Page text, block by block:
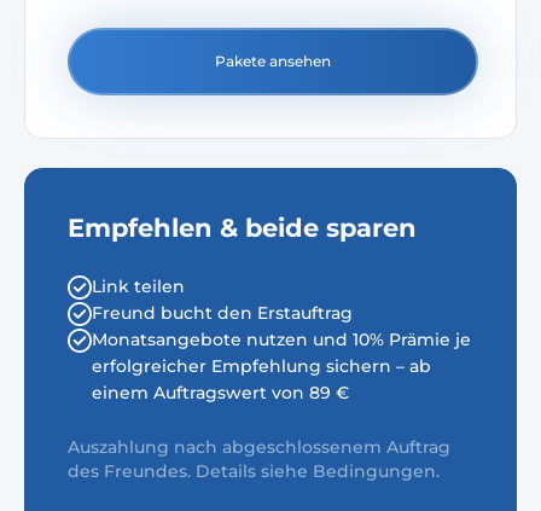
Pakete ansehen
Empfehlen & beide sparen
Link teilen
Freund bucht den Erstauftrag
Monatsangebote nutzen und 10% Prämie je
erfolgreicher Empfehlung sichern – ab
einem Auftragswert von 89 €
Auszahlung nach abgeschlossenem Auftrag
des Freundes. Details siehe Bedingungen.